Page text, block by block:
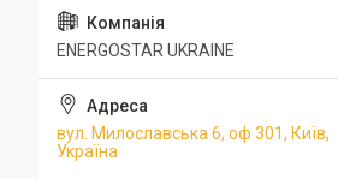
ENERGOSTAR UKRAINE
вул. Милославська 6, оф 301, Київ,
Україна